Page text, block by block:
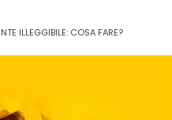
ILLEGGIBILE: COSA FARE?